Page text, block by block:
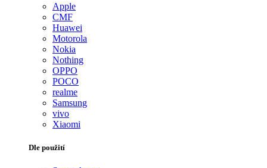
Apple
CMF
Huawei
Motorola
Nokia
Nothing
OPPO
POCO
realme
Samsung
vivo
Xiaomi
Dle použití